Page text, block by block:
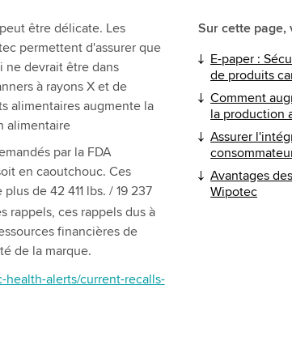
être délicate. Les
permettent d'assurer que
devrait être dans
à rayons X et de
alimentaires augmente la
alimentaire
par la FDA
en caoutchouc. Ces
de 42 411 lbs. / 19 237
rappels, ces rappels dus à
financières de
de la marque.
alerts/current-recalls-
Sur cette page,
E-paper :
de produits
Comment
la production
Assurer
Avantages
Wipotec